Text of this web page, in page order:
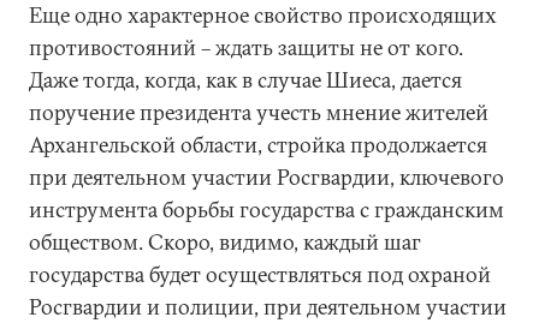
Еще одно характерное свойство происходящих
противостояний – ждать защиты не от кого.
Даже тогда, когда, как в случае Шиеса, дается
поручение президента учесть мнение жителей
Архангельской области, стройка продолжается
при деятельном участии Росгвардии, ключевого
инструмента борьбы государства с гражданским
обществом. Скоро, видимо, каждый шаг
государства будет осуществляться под охраной
Росгвардии и полиции, при деятельном участии